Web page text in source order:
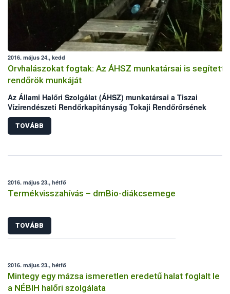
2016. május 24., kedd
Orvhalászokat fogtak: Az ÁHSZ munkatársai is
rendőrök munkáját
Az Állami Halőri Szolgálat (ÁHSZ) munkatársai a Tiszai
Vízirendészeti Rendőrkapitányság Tokaji Rendőrőrsének
kollégáival két nap alatt két orvhalász csapatra csaptak le a
Malom-Tisza holtágban.
TOVÁBB
2016. május 23., hétfő
Termékvisszahívás – dmBio-diákcsemege
TOVÁBB
2016. május 23., hétfő
Mintegy egy mázsa ismeretlen eredetű halat foglalt le
a NÉBIH halőri szolgálata